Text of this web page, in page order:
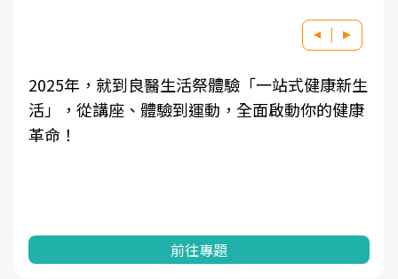
2025年，就到良醫生活祭體驗「一站式健康新生
活」，從講座、體驗到運動，全面啟動你的健康
革命！
前往專題